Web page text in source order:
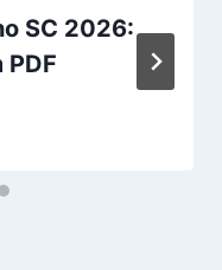
SC 2026: